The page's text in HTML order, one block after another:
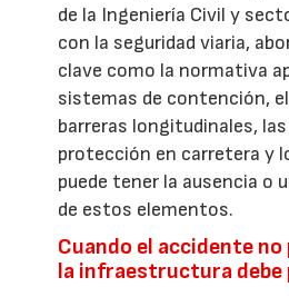
de la Ingeniería Civil y
con la seguridad viaria,
clave como la normativa
sistemas de contención,
barreras longitudinales,
protección en carretera y
puede tener la ausencia o
de estos elementos.
Cuando el accidente
la infraestructura debe